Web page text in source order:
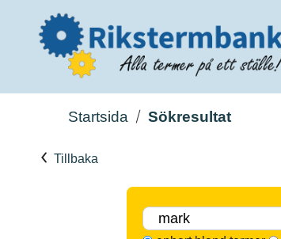
Startsida Sökresultat
Tillbaka